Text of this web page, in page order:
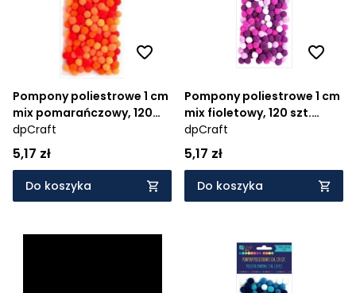
Pompony poliestrowe 1 cm
mix pomarańczowy, 120
szt. (KSPO-025)
dpCraft
5,17 zł
Do koszyka
Pompony poliestrowe 1 cm
mix fioletowy, 120 szt.
(KSPO-028)
dpCraft
5,17 zł
Do koszyka